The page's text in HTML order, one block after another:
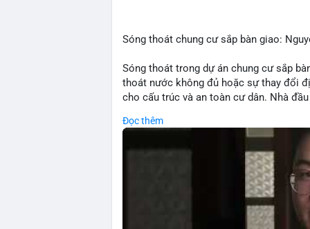
tới để đưa ra quyết định hợp lý.
#56dot7479btc #chuyendichlon
Sóng thoát chung cư sắp bàn giao:
Sóng thoát trong dự án chung cư sắp
thoát nước không đủ hoặc sự thay đổi
cho cấu trúc và an toàn cư dân. Nhà
🎥 Xem video trực tiếp tại:
Đọc thêm